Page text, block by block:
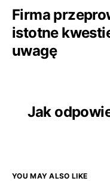
Firma
istotne
uwagę
Jak
YOU MAY ALSO LIKE